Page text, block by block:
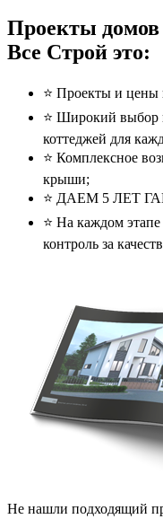
Проекты домов
Все Строй это:
⭐️ Проекты и
⭐️ Широкий выбор
коттеджей для
⭐️ Комплексное
крыши;
⭐️ ДАЕМ 5 ЛЕТ
⭐️ На каждом
контроль за
Не нашли подходящий